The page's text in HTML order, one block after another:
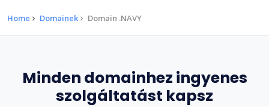
Home Domainek Domain .NAVY
Minden domainhez ingyenes
szolgáltatást kapsz